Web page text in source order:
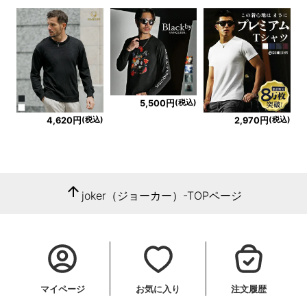
4,620円 (税込)
5,500円 (税込)
2,970円 (税込)
arrow_upward joker（ジョーカー）-TOPページ
マイページ お気に入り 注文履歴